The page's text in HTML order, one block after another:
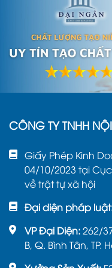
Xem thêm:
bền đẹp, hợp
3. Tiêu
sinh mẫu
CÔNG TY TNHH
Giấy Phép Kinh
04/10/2023 tại
về trật tự xã hội
Đại diện pháp
VP Đại Diện:262/
B, Q. Bình Tân, TP.